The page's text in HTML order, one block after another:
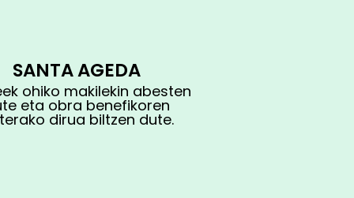
SANTA AGEDA
ohiko makilekin abesten
eta obra benefikoren
dirua biltzen dute.